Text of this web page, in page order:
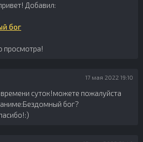
Добавил:
бог
просмотра!
17 мая 2022 19:10
суток!можете пожалуйста
бог?